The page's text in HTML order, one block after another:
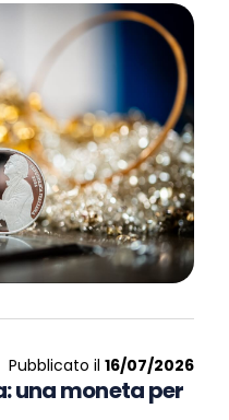
Pubblicato il 16/07/2026
una moneta per